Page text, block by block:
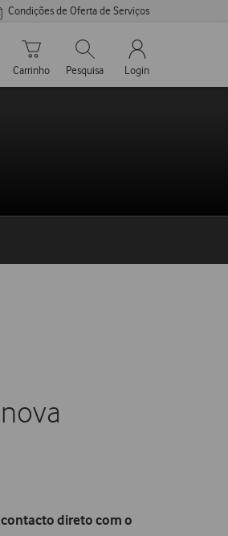
Condições de Oferta de Serviços
Carrinho de compras
Carrinho
Pesquisar
Pesquisa
My Vodafone
Login
direto com o